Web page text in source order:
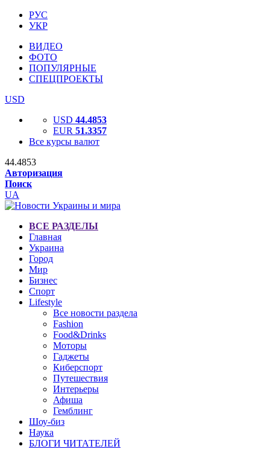
РУС
УКР
ВИДЕО
ФОТО
ПОПУЛЯРНЫЕ
СПЕЦПРОЕКТЫ
USD
USD 44.4853
EUR 51.3357
Все курсы валют
44.4853
Авторизация
Поиск
UA
ВСЕ РАЗДЕЛЫ
Главная
Украина
Город
Мир
Бизнес
Спорт
Lifestyle
Все новости раздела
Fashion
Food&Drinks
Моторы
Гаджеты
Киберспорт
Путешествия
Интерьеры
Афиша
Гемблинг
Шоу-биз
Наука
БЛОГИ ЧИТАТЕЛЕЙ